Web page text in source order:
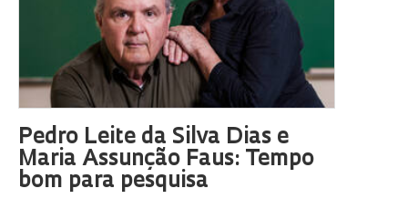
Pedro Leite da Silva Dias e
Maria Assunção Faus: Tempo
bom para pesquisa